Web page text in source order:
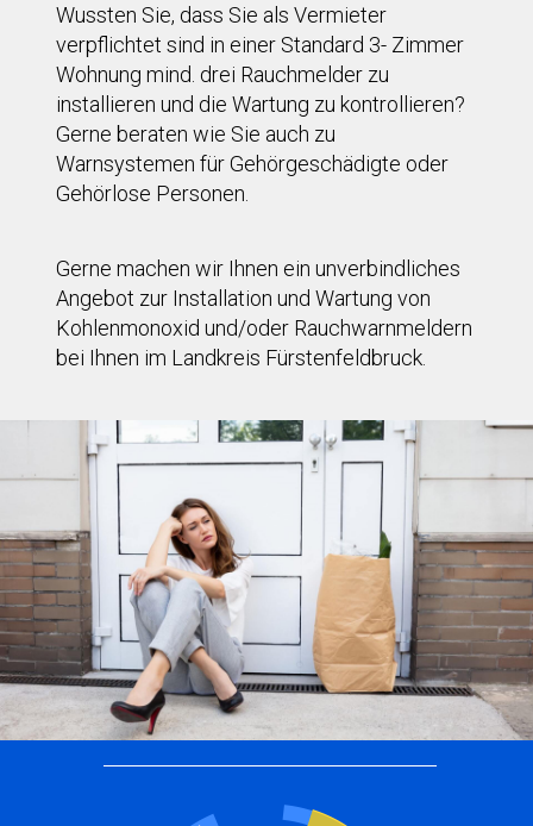
Wussten Sie, dass Sie als Vermieter
verpflichtet sind in einer Standard 3- Zimmer
Wohnung mind. drei Rauchmelder zu
installieren und die Wartung zu kontrollieren?
Gerne beraten wie Sie auch zu
Warnsystemen für Gehörgeschädigte oder
Gehörlose Personen.
Gerne machen wir Ihnen ein unverbindliches
Angebot zur Installation und Wartung von
Kohlenmonoxid und/oder Rauchwarnmeldern
bei Ihnen im Landkreis Fürstenfeldbruck.